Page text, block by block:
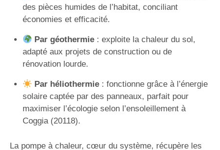
des pièces humides de l’habitat, conciliant
économies et efficacité.
Par géothermie: exploite la chaleur du sol,
adapté aux projets de construction ou de
rénovation lourde.
Par héliothermie: fonctionne grâce à l’énergie
solaire captée par des panneaux, parfait pour
maximiser l’écologie selon l’ensoleillement à
Coggia (20118).
La pompe à chaleur, cœur du système, récupère les